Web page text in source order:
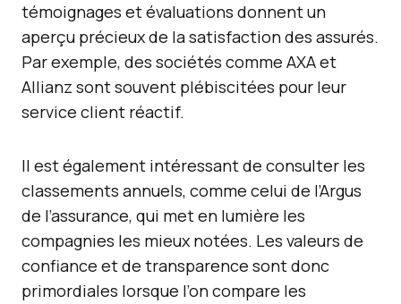
témoignages et évaluations donnent un
aperçu précieux de la satisfaction des assurés.
Par exemple, des sociétés comme AXA et
Allianz sont souvent plébiscitées pour leur
service client réactif.
Il est également intéressant de consulter les
classements annuels, comme celui de l’Argus
de l’assurance, qui met en lumière les
compagnies les mieux notées. Les valeurs de
confiance et de transparence sont donc
primordiales lorsque l’on compare les